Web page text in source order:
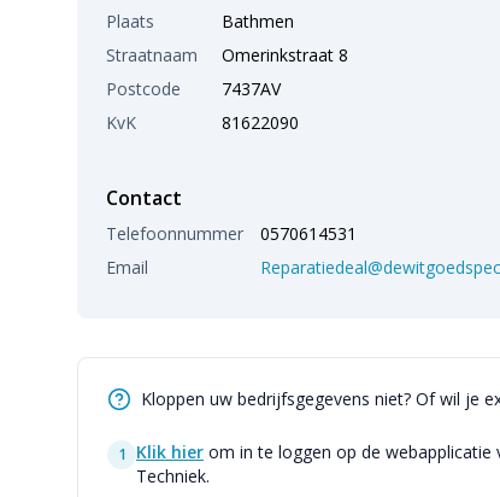
Plaats
Bathmen
Straatnaam
Omerinkstraat 8
Postcode
7437AV
KvK
81622090
Contact
Telefoonnummer
0570614531
Email
Kloppen uw bedrijfsgegevens niet? Of wil je
1 Klik hier om in te loggen op de webapplicatie
Techniek.